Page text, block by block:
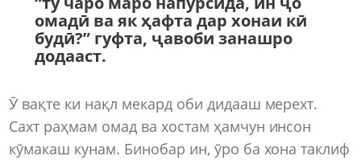
омадӣ ва як ҳафта дар хонаи кӣ
будӣ?” гуфта, ҷавоби занашро
додааст.
Ӯ вақте ки нақл мекард оби дидааш мерехт.
Сахт раҳмам омад ва хостам ҳамчун инсон
кӯмакаш кунам. Бинобар ин, ӯро ба хона таклиф